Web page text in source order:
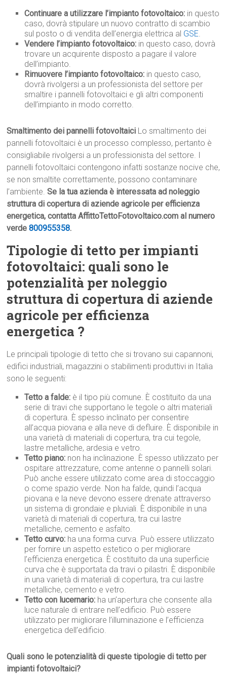
Continuare a utilizzare l’impianto fotovoltaico: in questo
caso, dovrà stipulare un nuovo contratto di scambio
sul posto o di vendita dell’energia elettrica al GSE.
Vendere l’impianto fotovoltaico: in questo caso, dovrà
trovare un acquirente disposto a pagare il valore
dell’impianto.
Rimuovere l’impianto fotovoltaico: in questo caso,
dovrà rivolgersi a un professionista del settore per
smaltire i pannelli fotovoltaici e gli altri componenti
dell’impianto in modo corretto.
Smaltimento dei pannelli fotovoltaici Lo smaltimento dei
pannelli fotovoltaici è un processo complesso, pertanto è
consigliabile rivolgersi a un professionista del settore. I
pannelli fotovoltaici contengono infatti sostanze nocive che,
se non smaltite correttamente, possono contaminare
l’ambiente.Se la tua azienda è interessata ad noleggio
struttura di copertura di aziende agricole per efficienza
energetica, contatta AffittoTettoFotovoltaico.com al numero
verde800955358.
Tipologie di tetto per impianti
fotovoltaici: quali sono le
potenzialità per noleggio
struttura di copertura di aziende
agricole per efficienza
energetica ?
Le principali tipologie di tetto che si trovano sui capannoni,
edifici industriali, magazzini o stabilimenti produttivi in Italia
sono le seguenti:
Tetto a falde: è il tipo più comune. È costituito da una
serie di travi che supportano le tegole o altri materiali
di copertura. È spesso inclinato per consentire
all’acqua piovana e alla neve di defluire. È disponibile in
una varietà di materiali di copertura, tra cui tegole,
lastre metalliche, ardesia e vetro.
Tetto piano: non ha inclinazione. È spesso utilizzato per
ospitare attrezzature, come antenne o pannelli solari.
Può anche essere utilizzato come area di stoccaggio
o come spazio verde. Non ha falde, quindi l’acqua
piovana e la neve devono essere drenate attraverso
un sistema di grondaie e pluviali. È disponibile in una
varietà di materiali di copertura, tra cui lastre
metalliche, cemento e asfalto.
Tetto curvo: ha una forma curva. Può essere utilizzato
per fornire un aspetto estetico o per migliorare
l’efficienza energetica. È costituito da una superficie
curva che è supportata da travi o pilastri. È disponibile
in una varietà di materiali di copertura, tra cui lastre
metalliche, cemento e vetro.
Tetto con lucernario: ha un’apertura che consente alla
luce naturale di entrare nell’edificio. Può essere
utilizzato per migliorare l’illuminazione e l’efficienza
energetica dell’edificio.
Quali sono le potenzialità di queste tipologie di tetto per
impianti fotovoltaici?